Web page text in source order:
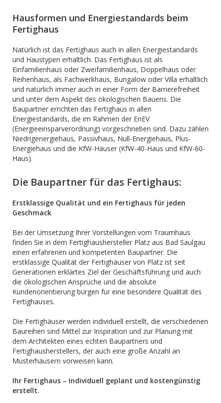
Hausformen und Energiestandards beim
Fertighaus
Natürlich ist das Fertighaus auch in allen Energiestandards
und Haustypen erhältlich. Das Fertighaus ist als
Einfamilienhaus oder Zweifamilienhaus, Doppelhaus oder
Reihenhaus, als Fachwerkhaus, Bungalow oder Villa erhältlich
und natürlich immer auch in einer Form der Barrierefreiheit
und unter dem Aspekt des ökologischen Bauens. Die
Baupartner errichten das Fertighaus in allen
Energiestandards, die im Rahmen der EnEV
(Energieeinsparverordnung) vorgeschrieben sind. Dazu zählen
Niedrigenergiehaus, Passivhaus, Null-Energiehaus, Plus-
Energiehaus und die KfW-Häuser (KfW-40-Haus und KfW-60-
Haus).
Die Baupartner für das Fertighaus:
Erstklassige Qualität und ein Fertighaus für jeden
Geschmack
Bei der Umsetzung Ihrer Vorstellungen vom Traumhaus
finden Sie in dem Fertighaushersteller Platz aus Bad Saulgau
einen erfahrenen und kompetenten Baupartner. Die
erstklassige Qualität der Fertighäuser von Platz ist seit
Generationen erklärtes Ziel der Geschäftsführung und auch
die ökologischen Ansprüche und die absolute
Kundenorientierung bürgen für eine besondere Qualität des
Fertighauses.
Die Fertighäuser werden individuell erstellt, die verschiedenen
Baureihen sind Mittel zur Inspiration und zur Planung mit
dem Architekten eines echten Baupartners und
Fertighausherstellers, der auch eine große Anzahl an
Musterhäusern vorweisen kann.
Ihr Fertighaus – Individuell geplant und kostengünstig
erstellt.